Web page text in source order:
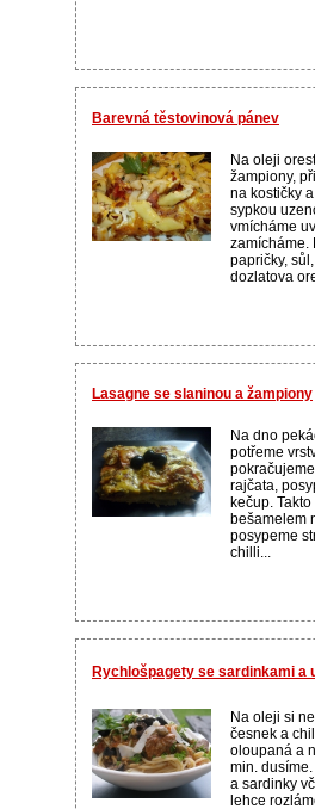
Barevná těstovinová pánev
Na oleji
žampiony,
na kostičky
sypkou
vmícháme
zamícháme.
papričky,
dozlatova
Lasagne se slaninou a žampiony
Na dno
potřeme
rajčata,
kečup.
bešamelem
posypeme
chilli...
Rychlošpagety se sardinkami a
Na oleji si
česnek a
oloupaná a
min.
a sardinky
lehce